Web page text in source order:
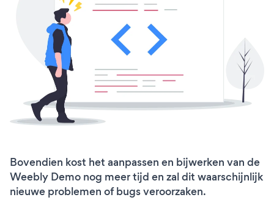
Bovendien kost het aanpassen en bijwerken van de
Weebly Demo nog meer tijd en zal dit waarschijnlijk
nieuwe problemen of bugs veroorzaken.